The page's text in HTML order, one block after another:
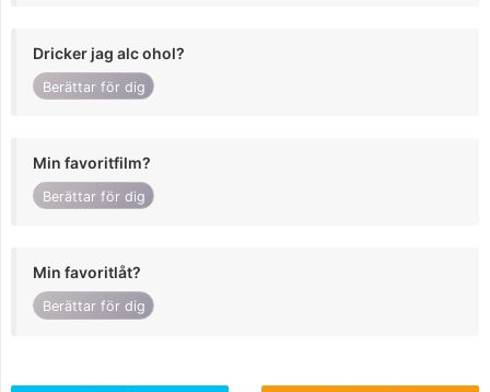
Dricker jag alc ohol?
Berättar för dig
Min favoritfilm?
Berättar för dig
Min favoritlåt?
Berättar för dig